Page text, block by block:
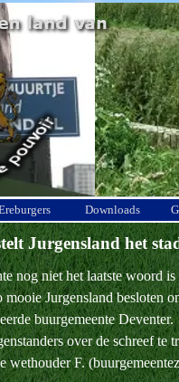
Downloads
Jurgensland het
nog niet het laatste woord
Jurgensland besloten
buurgemeente Deventer.
over de schreef te
wethouder F.